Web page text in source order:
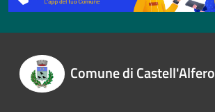
Comune di Castell'Alfero